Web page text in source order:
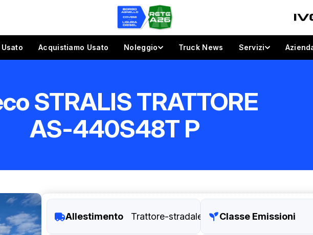
Usato Acquistiamo Usato Noleggio Truck News Servizi
STRALIS TRATTORE
AS-440S48T P
Allestimento Trattore-stradale Classe Emissioni